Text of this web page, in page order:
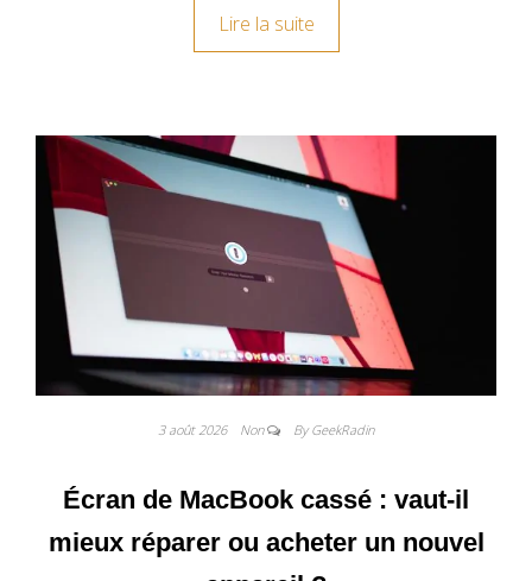
Lire la suite
3 août 2026 Non By GeekRadin
Écran de MacBook cassé : vaut-il
mieux réparer ou acheter un nouvel